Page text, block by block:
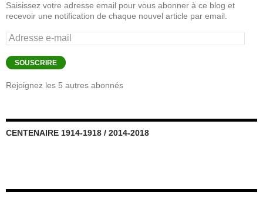
Saisissez votre adresse email pour vous abonner à ce blog et
recevoir une notification de chaque nouvel article par email.
Adresse
e-
mail
SOUSCRIRE
Rejoignez les 5 autres abonnés
CENTENAIRE 1914-1918 / 2014-2018